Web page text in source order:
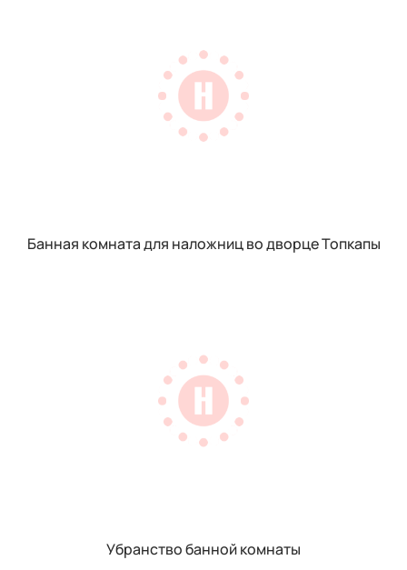
Банная комната для наложниц во дворце Топкапы
Убранство банной комнаты